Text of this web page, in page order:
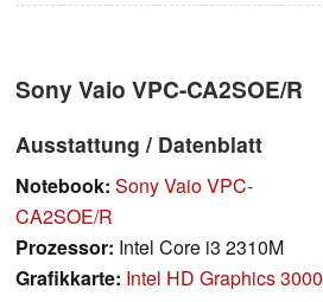
Sony Vaio VPC-CA2SOE/R
Ausstattung / Datenblatt
Notebook: Sony Vaio VPC-
CA2SOE/R
Prozessor: Intel Core i3 2310M
Grafikkarte: Intel HD Graphics 3000